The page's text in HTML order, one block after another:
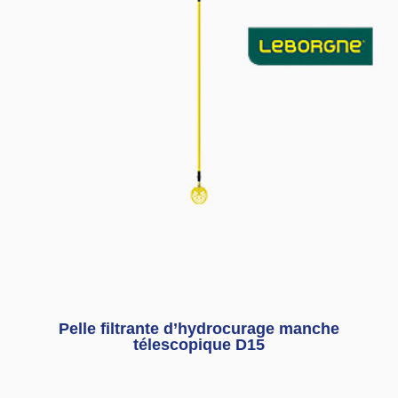
Pelle filtrante d’hydrocurage manche
télescopique D15